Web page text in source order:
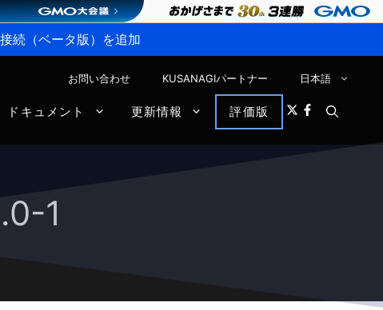
続（ベータ版）を追加
お問い合わせ KUSANAGIパートナー 日本語
ドキュメント 更新情報 評価版
1